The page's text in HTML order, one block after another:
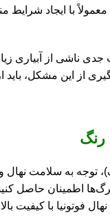
معمولاً با ایجاد
ناشی از آبیاری
از این مشکل،
رنگ
توجه به سلامت
برگ‌ها اطمینان حاصل
نهال فوتونیا با